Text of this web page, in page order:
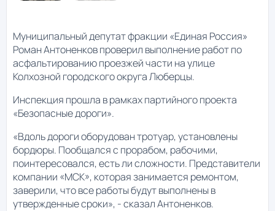
Муниципальный депутат фракции «Единая Россия»
Роман Антоненков проверил выполнение работ по
асфальтированию проезжей части на улице
Колхозной городского округа Люберцы.
Инспекция прошла в рамках партийного проекта
«Безопасные дороги».
«Вдоль дороги оборудован тротуар, установлены
бордюры. Пообщался с прорабом, рабочими,
поинтересовался, есть ли сложности. Представители
компании «МСК», которая занимается ремонтом,
заверили, что все работы будут выполнены в
утвержденные сроки», - сказал Антоненков.